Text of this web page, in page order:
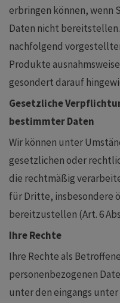
erbringen können, wenn
Daten nicht
nachfolgend
Produkte
gesondert darauf
Gesetzliche
bestimmter Daten
Wir können unter
gesetzlichen oder
die rechtmäßig
für Dritte, insbesondere
bereitzustellen (Art. 6
Ihre Rechte
Ihre Rechte als
personenbezogenen
unter den eingangs unter